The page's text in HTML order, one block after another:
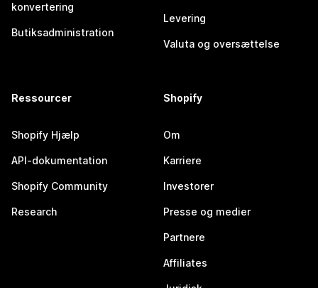
konvertering
Butiksadministration
Levering
Valuta og oversættelse
Ressourcer
Shopify Hjælp
API-dokumentation
Shopify Community
Research
Shopify
Om
Karriere
Investorer
Presse og medier
Partnere
Affiliates